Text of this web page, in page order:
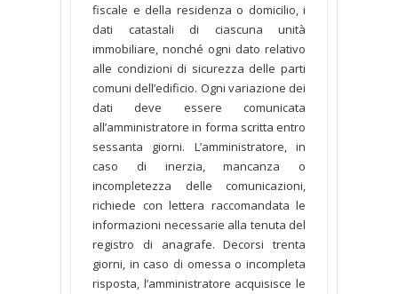
fiscale e della residenza o domicilio, i
dati catastali di ciascuna unità
immobiliare, nonché ogni dato relativo
alle condizioni di sicurezza delle parti
comuni dell’edificio. Ogni variazione dei
dati deve essere comunicata
all’amministratore in forma scritta entro
sessanta giorni. L’amministratore, in
caso di inerzia, mancanza o
incompletezza delle comunicazioni,
richiede con lettera raccomandata le
informazioni necessarie alla tenuta del
registro di anagrafe. Decorsi trenta
giorni, in caso di omessa o incompleta
risposta, l’amministratore acquisisce le